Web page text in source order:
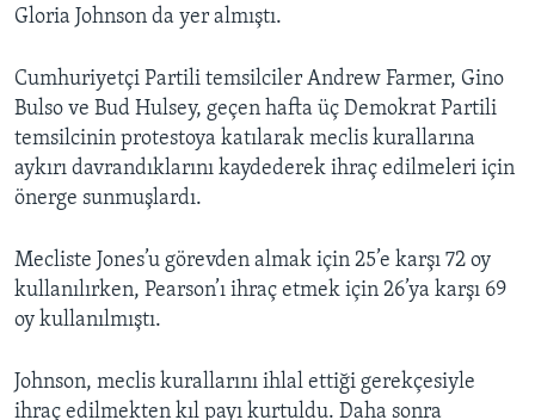
Gloria Johnson da yer almıştı.
Cumhuriyetçi Partili temsilciler Andrew Farmer, Gino
Bulso ve Bud Hulsey, geçen hafta üç Demokrat Partili
temsilcinin protestoya katılarak meclis kurallarına
aykırı davrandıklarını kaydederek ihraç edilmeleri için
önerge sunmuşlardı.
Mecliste Jones’u görevden almak için 25’e karşı 72 oy
kullanılırken, Pearson’ı ihraç etmek için 26’ya karşı 69
oy kullanılmıştı.
Johnson, meclis kurallarını ihlal ettiği gerekçesiyle
ihraç edilmekten kıl payı kurtuldu. Daha sonra